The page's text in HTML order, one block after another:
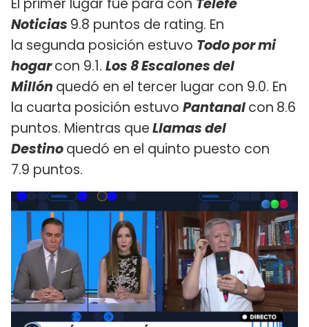
Noticias 9.8 puntos de rating. En
la segunda posición estuvo Todo por mi
hogarcon 9.1. Los 8 Escalones del
Millón quedó en el tercer lugar con 9.0. En
la cuarta posición estuvo Pantanalcon 8.6
puntos. Mientras queLlamas del
Destinoquedó en el quinto puesto con
7.9 puntos.